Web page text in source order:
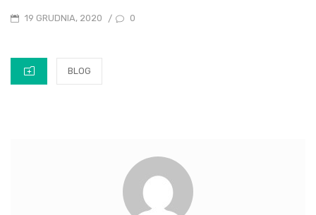
POSTED
19 GRUDNIA, 2020 / 0
CATEGORIES
BLOG